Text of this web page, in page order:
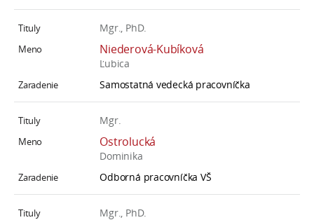
Mgr., PhD.
Niederová-Kubíková
Ľubica
Samostatná vedecká pracovníčka
Mgr.
Ostrolucká
Dominika
Odborná pracovníčka VŠ
Mgr., PhD.